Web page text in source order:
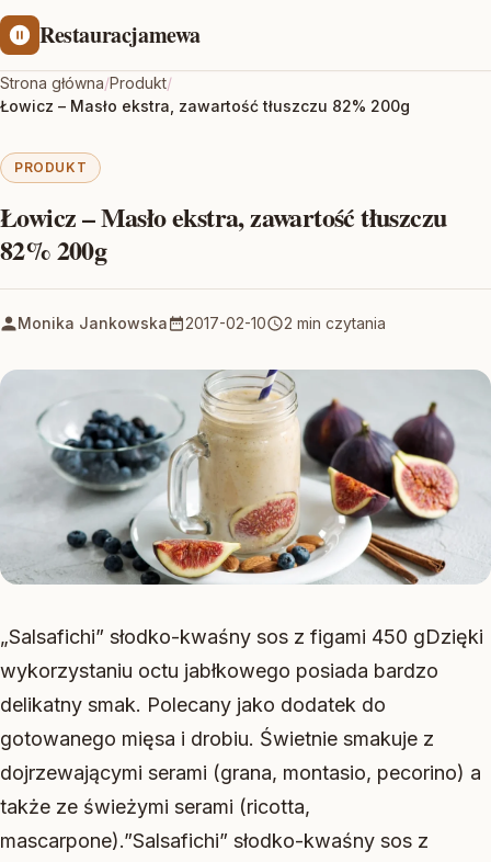
Restauracjamewa
Strona główna/Produkt/
Łowicz – Masło ekstra, zawartość tłuszczu 82% 200g
PRODUKT
Łowicz – Masło ekstra, zawartość tłuszczu
82% 200g
Monika Jankowska 2017-02-10 2 min czytania
„Salsafichi” słodko-kwaśny sos z figami 450 gDzięki
wykorzystaniu octu jabłkowego posiada bardzo
delikatny smak. Polecany jako dodatek do
gotowanego mięsa i drobiu. Świetnie smakuje z
dojrzewającymi serami (grana, montasio, pecorino) a
także ze świeżymi serami (ricotta,
mascarpone).”Salsafichi” słodko-kwaśny sos z